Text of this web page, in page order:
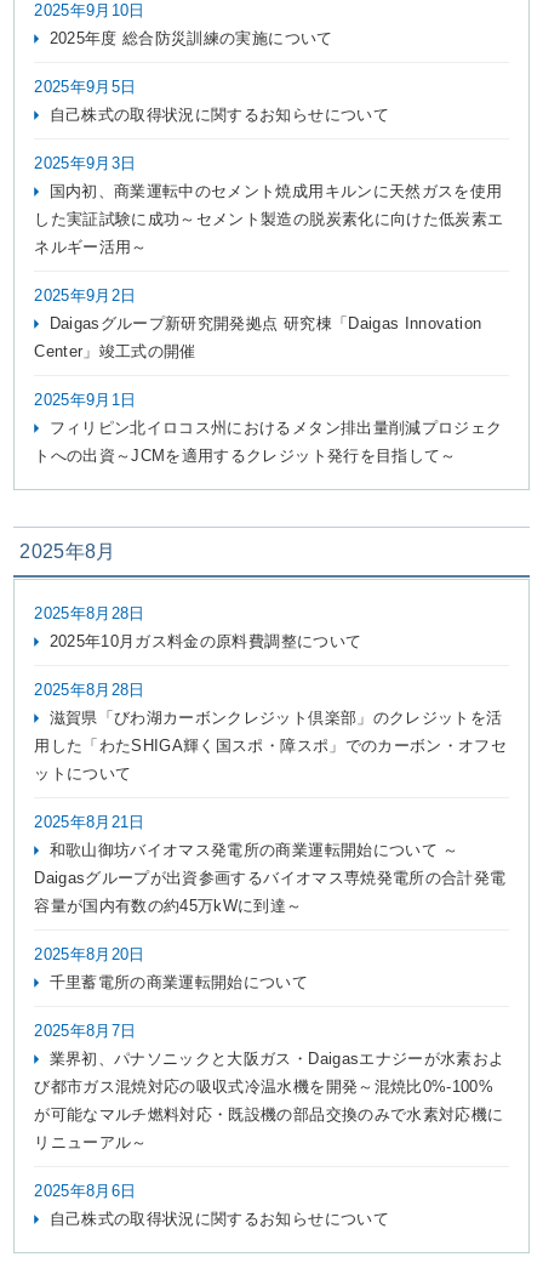
2025年9月10日
2025年度 総合防災訓練の実施について
2025年9月5日
自己株式の取得状況に関するお知らせについて
2025年9月3日
国内初、商業運転中のセメント焼成用キルンに天然ガスを使用
した実証試験に成功～セメント製造の脱炭素化に向けた低炭素エ
ネルギー活用～
2025年9月2日
Daigasグループ新研究開発拠点 研究棟「Daigas Innovation
Center」竣工式の開催
2025年9月1日
フィリピン北イロコス州におけるメタン排出量削減プロジェク
トへの出資～JCMを適用するクレジット発行を目指して～
2025年8月
2025年8月28日
2025年10月ガス料金の原料費調整について
2025年8月28日
滋賀県「びわ湖カーボンクレジット倶楽部」のクレジットを活
用した「わたSHIGA輝く国スポ・障スポ」でのカーボン・オフセ
ットについて
2025年8月21日
和歌山御坊バイオマス発電所の商業運転開始について ～
Daigasグループが出資参画するバイオマス専焼発電所の合計発電
容量が国内有数の約45万kWに到達～
2025年8月20日
千里蓄電所の商業運転開始について
2025年8月7日
業界初、パナソニックと大阪ガス・Daigasエナジーが水素およ
び都市ガス混焼対応の吸収式冷温水機を開発～混焼比0%-100%
が可能なマルチ燃料対応・既設機の部品交換のみで水素対応機に
リニューアル～
2025年8月6日
自己株式の取得状況に関するお知らせについて